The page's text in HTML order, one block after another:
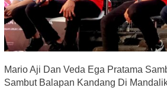
Mario Aji Dan Veda Ega Pratama
Sambut Balapan Kandang Di